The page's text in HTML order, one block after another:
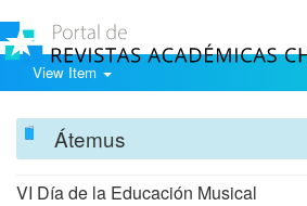
View Item
Átemus
VI Día de la Educación Musical